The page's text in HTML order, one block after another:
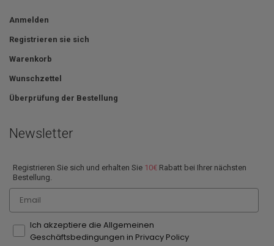
Anmelden
Registrieren sie sich
Warenkorb
Wunschzettel
Überprüfung der Bestellung
Newsletter
Registrieren Sie sich und erhalten Sie 10€ Rabatt bei Ihrer nächsten
Bestellung.
Email
Ich akzeptiere die Allgemeinen
Geschäftsbedingungen in Privacy Policy